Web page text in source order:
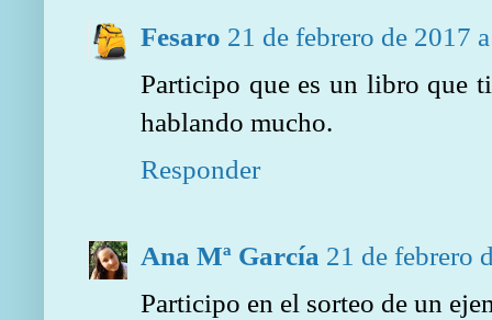
Fesaro 21 de febrero de 2017
Participo que es un libro que
hablando mucho.
Responder
Ana Mª García 21 de febrero
Participo en el sorteo de un